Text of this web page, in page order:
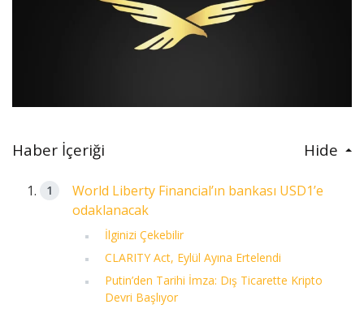
Haber İçeriği Hide
World Liberty Financial’ın bankası USD1’e
odaklanacak
İlginizi Çekebilir
CLARITY Act, Eylül Ayına Ertelendi
Putin’den Tarihi İmza: Dış Ticarette Kripto
Devri Başlıyor